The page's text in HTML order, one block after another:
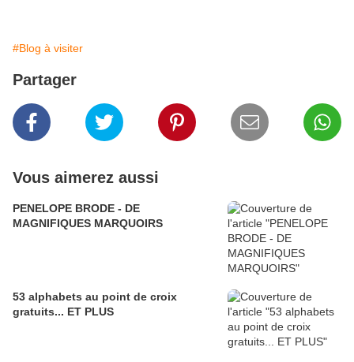
#Blog à visiter
Partager
Vous aimerez aussi
PENELOPE BRODE - DE
MAGNIFIQUES MARQUOIRS
53 alphabets au point de croix
gratuits... ET PLUS